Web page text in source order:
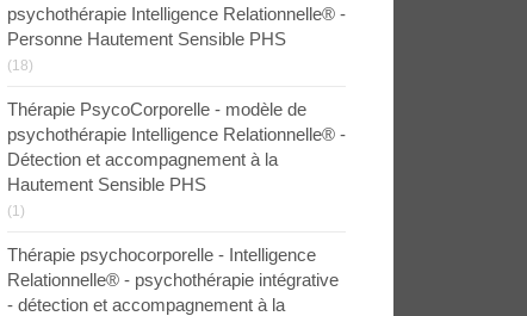
psychothérapie Intelligence Relationnelle® -
Personne Hautement Sensible PHS
(18)
Thérapie PsycoCorporelle - modèle de
psychothérapie Intelligence Relationnelle® -
Détection et accompagnement à la
Hautement Sensible PHS
(1)
Thérapie psychocorporelle - Intelligence
Relationnelle® - psychothérapie intégrative
- détection et accompagnement à la